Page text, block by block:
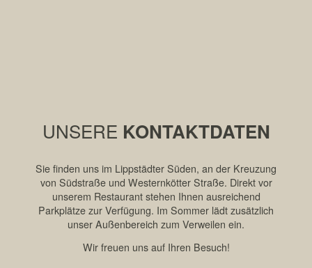
UNSERE KONTAKTDATEN
Sie finden uns im Lippstädter Süden, an der Kreuzung
von Südstraße und Westernkötter Straße. Direkt vor
unserem Restaurant stehen Ihnen ausreichend
Parkplätze zur Verfügung. Im Sommer lädt zusätzlich
unser Außenbereich zum Verweilen ein.
Wir freuen uns auf Ihren Besuch!